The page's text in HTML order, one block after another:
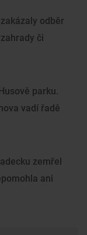
odběr
či
parku.
vadí řadě
zemřel
ani